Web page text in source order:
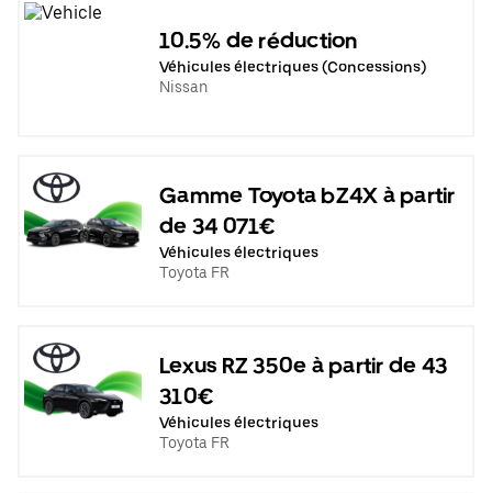
10.5% de réduction
Véhicules électriques (Concessions)
Nissan
Gamme Toyota bZ4X à partir
de 34 071€
Véhicules électriques
Toyota FR
Lexus RZ 350e à partir de 43
310€
Véhicules électriques
Toyota FR